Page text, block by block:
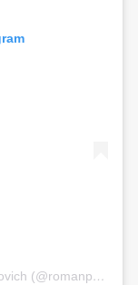
Публикация от Panchesnniy Roman Igorovich (@romanpanigo)